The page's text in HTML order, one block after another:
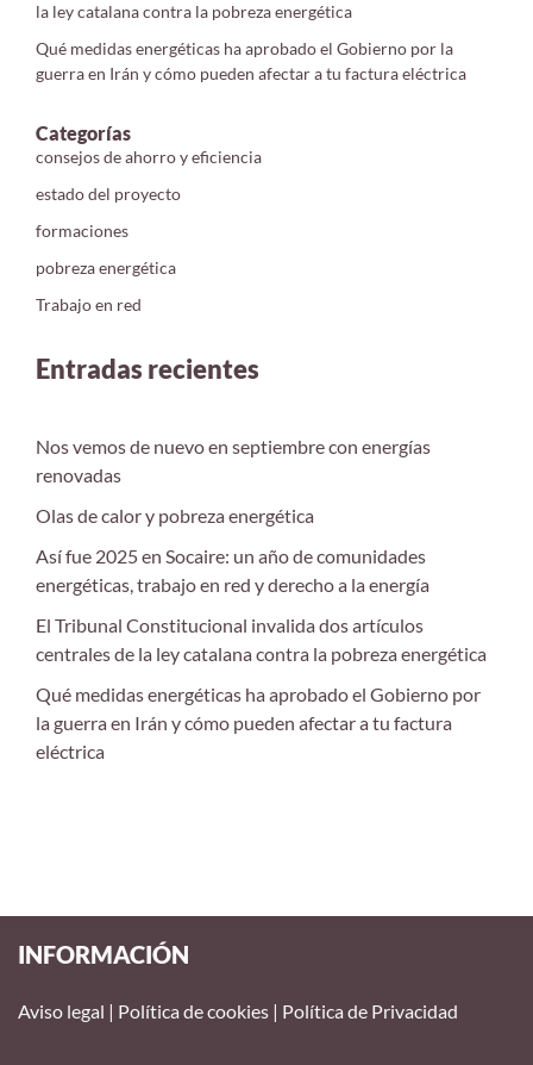
la ley catalana contra la pobreza energética
Qué medidas energéticas ha aprobado el Gobierno por la
guerra en Irán y cómo pueden afectar a tu factura eléctrica
Categorías
consejos de ahorro y eficiencia
estado del proyecto
formaciones
pobreza energética
Trabajo en red
Entradas recientes
Nos vemos de nuevo en septiembre con energías
renovadas
Olas de calor y pobreza energética
Así fue 2025 en Socaire: un año de comunidades
energéticas, trabajo en red y derecho a la energía
El Tribunal Constitucional invalida dos artículos
centrales de la ley catalana contra la pobreza energética
Qué medidas energéticas ha aprobado el Gobierno por
la guerra en Irán y cómo pueden afectar a tu factura
eléctrica
INFORMACIÓN
Aviso legal | Política de cookies | Política de Privacidad